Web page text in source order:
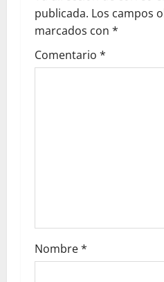
publicada. Los campos
marcados con *
Comentario *
Nombre*